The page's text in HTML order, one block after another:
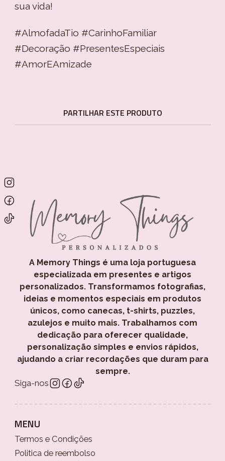
sua vida!
#AlmofadaTio #CarinhoFamiliar
#Decoração #PresentesEspeciais
#AmorEAmizade
PARTILHAR ESTE PRODUTO
A Memory Things é uma loja portuguesa
especializada em presentes e artigos
personalizados. Transformamos fotografias,
ideias e momentos especiais em produtos
únicos, como canecas, t-shirts, puzzles,
azulejos e muito mais. Trabalhamos com
dedicação para oferecer qualidade,
personalização simples e envios rápidos,
ajudando a criar recordações que duram para
sempre.
Siga-nos
MENU
Termos e Condições
Politica de reembolso